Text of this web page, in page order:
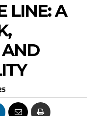
LINE: A